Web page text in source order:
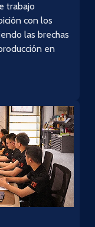
trabajo
con los
las brechas
en